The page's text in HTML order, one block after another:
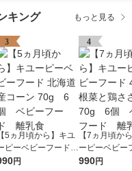
キング もっと見る
3
【5ヵ月頃から】キユ
ピーベビーフード
海道産コーン 70g
円
4
【7ヵ月頃か
ーピーベビー
種の根菜と鶏
990円